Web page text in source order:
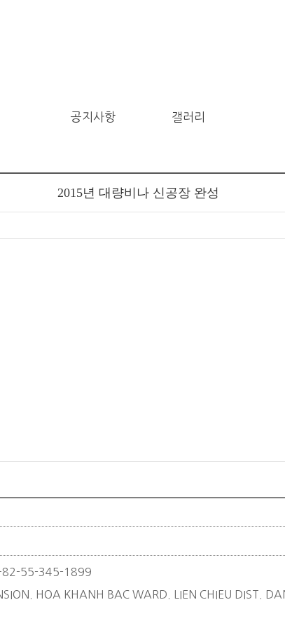
공지사항 갤러리
2015년 대량비나 신공장 완성
55-345-1899
HOA KHANH BAC WARD. LIEN CHIEU DIST.